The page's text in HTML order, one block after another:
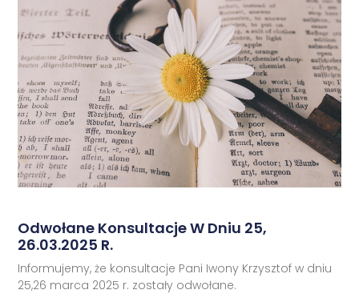
Odwołane Konsultacje W Dniu 25,
26.03.2025 R.
Informujemy, że konsultacje Pani Iwony Krzysztof w dniu
25,26 marca 2025 r. zostały odwołane.